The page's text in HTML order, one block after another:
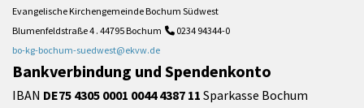
Evangelische Kirchengemeinde Bochum Südwest
Blumenfeldstraße 4 . 44795 Bochum  0234 94344-0
bo-kg-bochum-suedwest@ekvw.de
Bankverbindung und Spendenkonto
IBAN DE75 4305 0001 0044 4387 11 Sparkasse Bochum